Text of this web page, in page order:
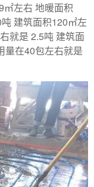
左右 地暖面积
建筑面积120㎡左
就是 2.5吨 建筑面
量在40包左右就是